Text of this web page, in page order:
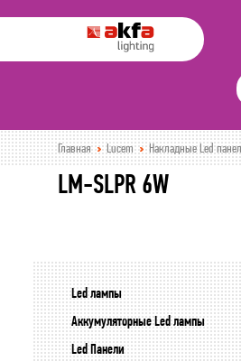
Главная Lucem Накладные Led
LM-SLPR 6W
Led лампы
Аккумуляторные Led лампы
Led Панели